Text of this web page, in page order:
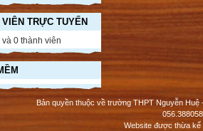
VIÊN TRỰC TUYẾN
và 0 thành viên
Bản quyền thuộc về trường THPT Nguyễn
Website được thừa